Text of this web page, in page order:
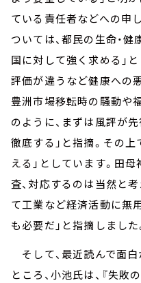
ている責任者などへの申
ついては、都民の生命・
国に対して強く求める」
評価が違うなど健康への
豊洲市場移転時の騒動や
のように、まずは風評が
徹底する」と指摘。その
える」としています。田
査、対応するのは当然と
て工業など経済活動に無
も必要だ」と指摘しました
そして、最近読んで面
ところ、小池氏は、『失敗